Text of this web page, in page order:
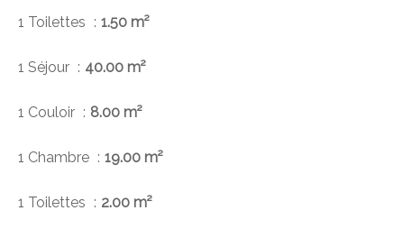
1 Toilettes 1.50 m²
1 Séjour 40.00 m²
1 Couloir 8.00 m²
1 Chambre 19.00 m²
1 Toilettes 2.00 m²